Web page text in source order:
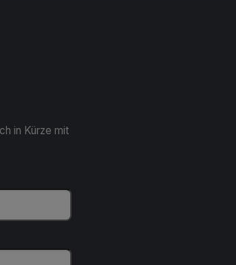
in Kürze mit